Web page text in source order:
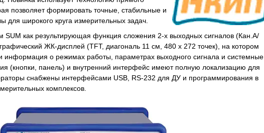
позволяет формировать точные, стабильные и
для широкого круга измерительных задач.
SUM как результирующая функция сложения 2-х выходных сигналов (Кан.А/
ЖК-дисплей (TFT, диагональ 11 см, 480 х 272 точек), на котором
информация о режимах работы, параметрах выходного сигнала и системные
(кнопки, панель) и внутренний интерфейс имеют полную локализацию для
снабжены интерфейсами USB, RS-232 для ДУ и программирования в
комплексов.